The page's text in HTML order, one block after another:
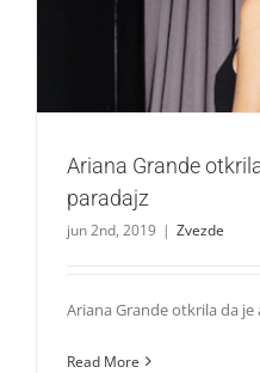
Ariana Grande
paradajz
jun 2nd, 2019 | Zvezde
Ariana Grande otkrila da je
Read More